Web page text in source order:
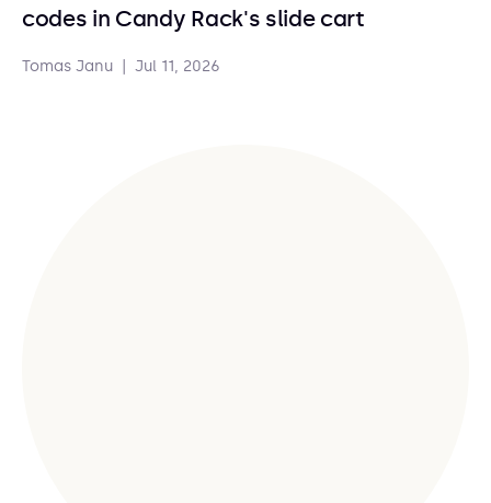
codes in Candy Rack's slide cart
Tomas Janu Jul 11, 2026